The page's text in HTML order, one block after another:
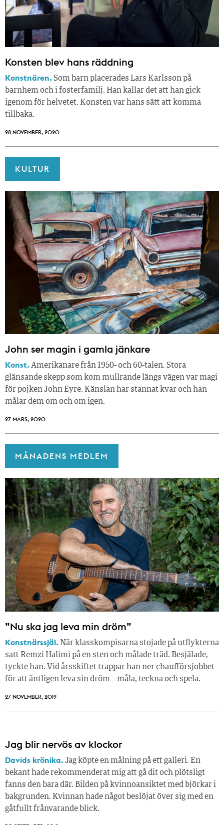
Konsten blev hans räddning
Konstnären.Som barn placerades Lars Karlsson på
barnhem och i fosterfamilj. Han kallar det att han gick
igenom för ­helvetet. Konsten var hans sätt att komma
tillbaka.
28 NOVEMBER, 2020
KULTUR
John ser magin i gamla jänkare
Konst.Amerikanare från 1950- och 60-talen. Stora
glänsande skepp som kom mullrande längs vägen var magi
för pojken John Eyre. Känslan har stannat kvar och han
målar dem om och om igen.
27 MARS, 2020
MÅNADENS MEDLEM
”Nu ska jag leva min dröm”
Konstnärssjäl. När klasskompisarna stojade på utflykterna
satt Remzi Halimi på en sten och målade träd. Besjälade,
tyckte han. Vid årsskiftet trappar han ner chaufförsjobbet
för att äntligen leva sin dröm – måla, teckna och spela.
27 NOVEMBER, 2019
Jag blir nervös av klockor
Davids krönika.Jag köpte en målning på ett galleri. En
bekant hade rekommenderat mig att gå dit och plötsligt
fanns den bara där. Bilden på kvinnoansiktet med björkar i
bakgrunden. Kvinnan hade något beslöjat över sig med en
gåtfullt frånvarande blick.